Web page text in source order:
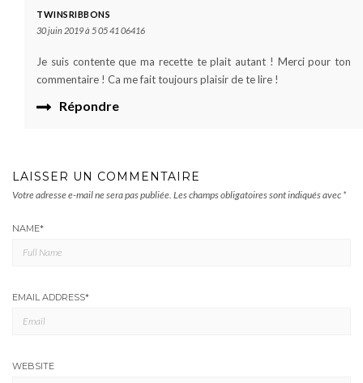
TWINSRIBBONS
30 juin 2019 à 5 05 41 06416
Je suis contente que ma recette te plait autant ! Merci pour ton
commentaire ! Ca me fait toujours plaisir de te lire !
Répondre
LAISSER UN COMMENTAIRE
Votre adresse e-mail ne sera pas publiée. Les champs obligatoires sont indiqués avec *
NAME*
EMAIL ADDRESS*
WEBSITE